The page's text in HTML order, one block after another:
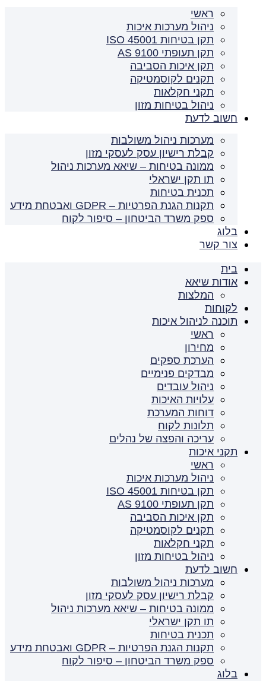
ראשי
ניהול מערכות איכות
תקן בטיחות ISO 45001
תקן תעופתי AS 9100
תקן איכות הסביבה
תקנים לקוסמטיקה
תקני חקלאות
ניהול בטיחות מזון
חשוב לדעת
מערכות ניהול משולבות
קבלת רישיון עסק לעסקי מזון
ממונה בטיחות – שיאא מערכות ניהול
תו תקן ישראלי
תכנית בטיחות
תקנות הגנת הפרטיות – GDPR ואבטחת מידע
ספק משרד הביטחון – סיפור לקוח
בלוג
צור קשר
בית
אודות שיאא
המלצות
לקוחות
תוכנה לניהול איכות
ראשי
מחירון
הערכת ספקים
מבדקים פנימיים
ניהול עובדים
עלויות האיכות
דוחות המערכת
תלונות לקוח
עריכה והפצה של נהלים
תקני איכות
ראשי
ניהול מערכות איכות
תקן בטיחות ISO 45001
תקן תעופתי AS 9100
תקן איכות הסביבה
תקנים לקוסמטיקה
תקני חקלאות
ניהול בטיחות מזון
חשוב לדעת
מערכות ניהול משולבות
קבלת רישיון עסק לעסקי מזון
ממונה בטיחות – שיאא מערכות ניהול
תו תקן ישראלי
תכנית בטיחות
תקנות הגנת הפרטיות – GDPR ואבטחת מידע
ספק משרד הביטחון – סיפור לקוח
בלוג